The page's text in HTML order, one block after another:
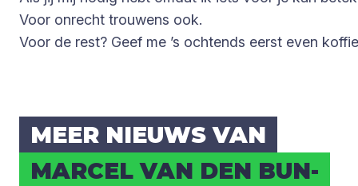
Voor onrecht trouwens ook.
Voor de rest? Geef me ’s ochtends eerst even
MEER NIEUWS VAN
MAR­CEL VAN DEN BUN­